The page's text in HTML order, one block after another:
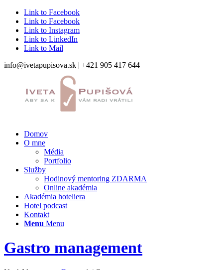
Link to Facebook
Link to Facebook
Link to Instagram
Link to LinkedIn
Link to Mail
info@ivetapupisova.sk | +421 905 417 644
Domov
O mne
Média
Portfolio
Služby
Hodinový mentoring ZDARMA
Online akadémia
Akadémia hoteliera
Hotel podcast
Kontakt
Menu Menu
Gastro management